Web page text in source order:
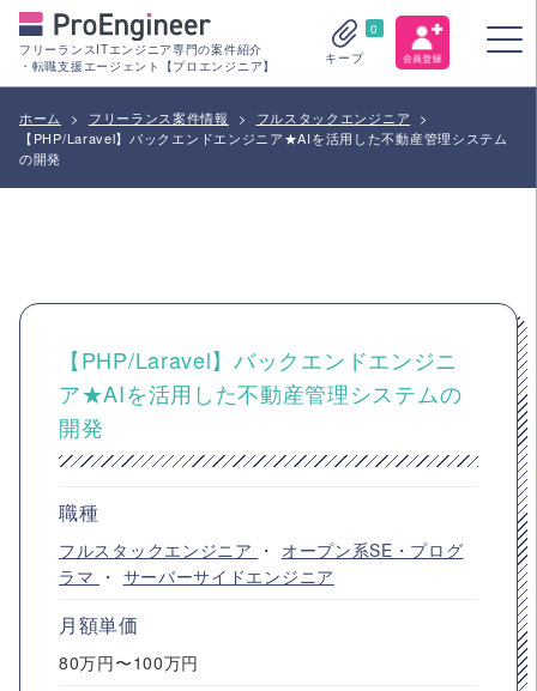
フリーランスITエンジニア専門の案件紹介
・転職支援エージェント【プロエンジニア】
0
キープ
ホーム > フリーランス案件情報 > フルスタックエンジニア
>
【PHP/Laravel】バックエンドエンジニア★AIを活用した不動産管理システム
の開発
【PHP/Laravel】バックエンドエンジニ
ア★AIを活用した不動産管理システムの
開発
職種
フルスタックエンジニア ・ オープン系SE・プログ
ラマ ・ サーバーサイドエンジニア
月額単価
80万円〜100万円